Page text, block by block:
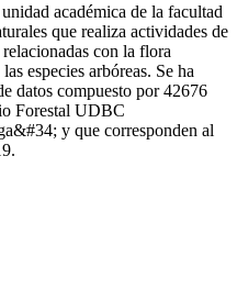
académica de la facultad
que realiza actividades de
con la flora
especies arbóreas. Se ha
datos compuesto por 42676
Forestal UDBC
y que corresponden al